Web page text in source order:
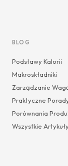
BLOG
Podstawy Kalorii
Makroskładniki
Zarządzanie
Praktyczne
Porównania
Wszystkie